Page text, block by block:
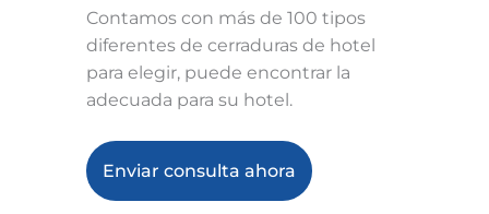
Contamos con más de 100 tipos
diferentes de cerraduras de hotel
para elegir, puede encontrar la
adecuada para su hotel.
Enviar consulta ahora